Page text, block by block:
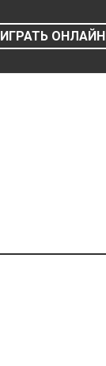
ИГРАТЬ ОНЛАЙН